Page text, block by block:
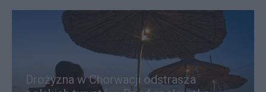
Drożyzna w Chorwacji odstrasza